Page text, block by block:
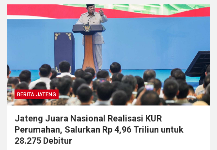
BERITA JATENG
Jateng Juara Nasional Realisasi KUR
Perumahan, Salurkan Rp 4,96 Triliun untuk
28.275 Debitur